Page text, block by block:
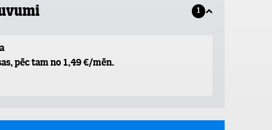
1
pēc tam no 1,49 €/mēn.